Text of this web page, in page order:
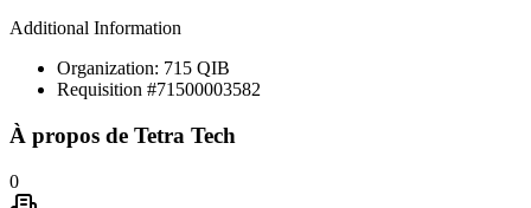
Additional Information
Organization: 715 QIB
Requisition #71500003582
À propos de Tetra Tech
0